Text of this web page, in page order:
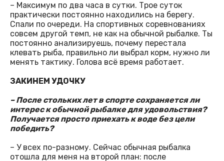
– Максимум по два часа в сутки. Трое суток
практически постоянно находились на берегу.
Спали по очереди. На спортивных соревнованиях
совсем другой темп, не как на обычной рыбалке. Ты
постоянно анализируешь, почему перестала
клевать рыба, правильно ли выбрал корм, нужно ли
менять тактику. Голова всё время работает.
ЗАКИНЕМ УДОЧКУ
– После стольких лет в спорте сохраняется ли
интерес к обычной рыбалке для удовольствия?
Получается просто приехать к воде без цели
победить?
– У всех по-разному. Сейчас обычная рыбалка
отошла для меня на второй план: после